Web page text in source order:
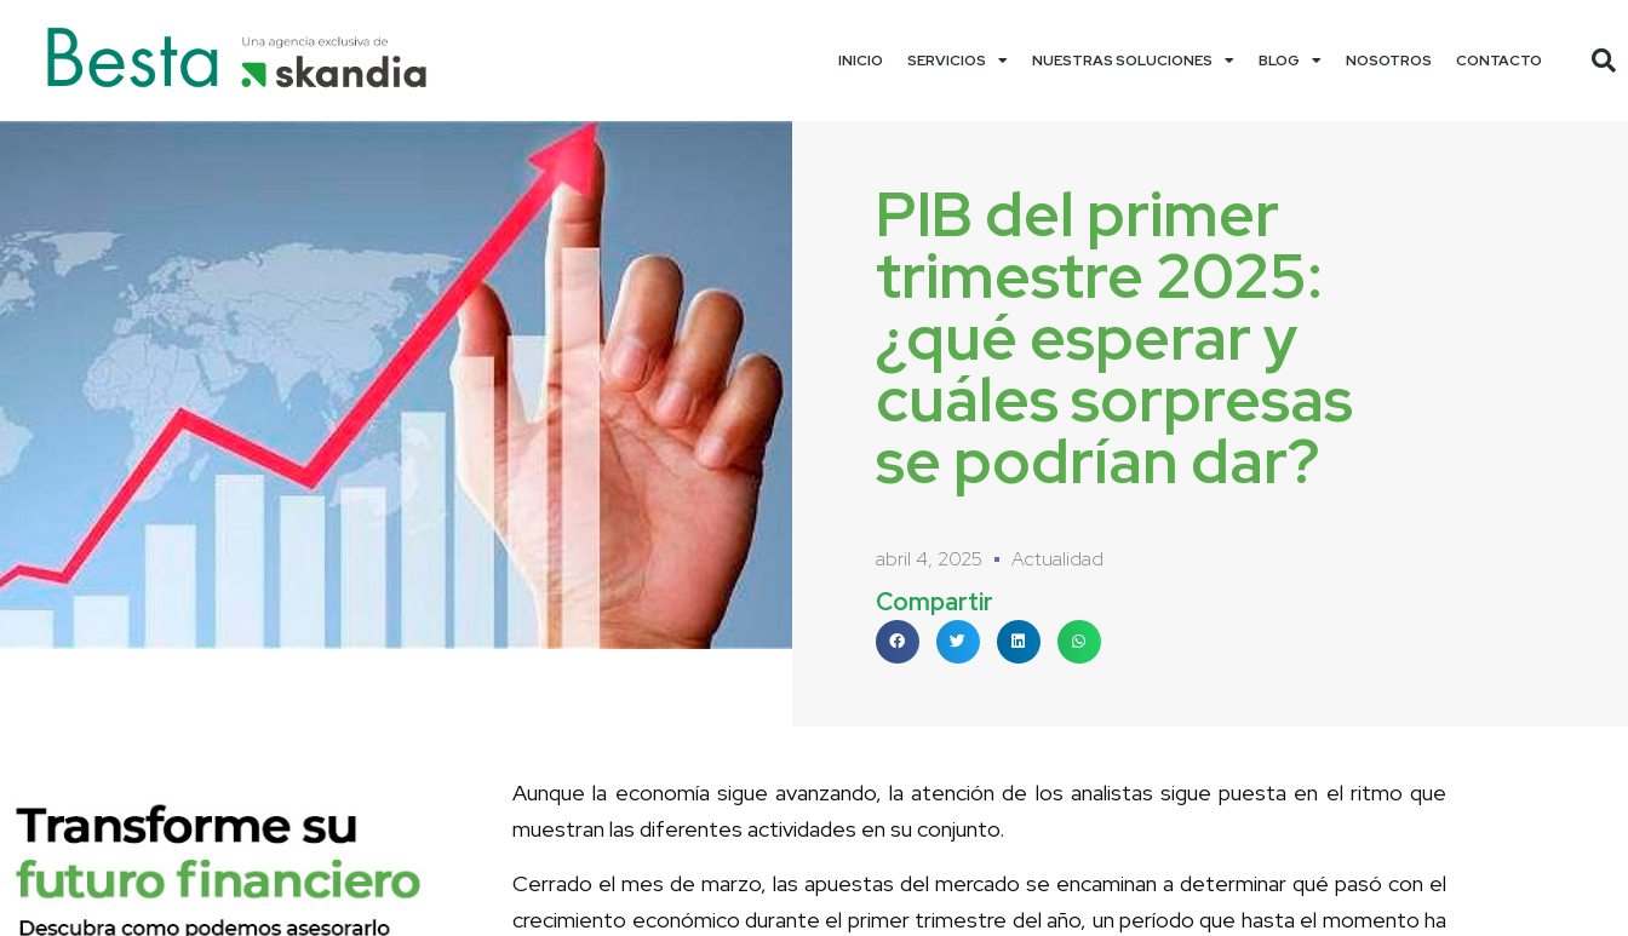
INICIO SERVICIOS NUESTRAS SOLUCIONES BLOG NOSOTROS CONTACTO
PIB del primer
trimestre 2025:
¿qué esperar y
cuáles sorpresas
se podrían dar?
abril 4, 2025 Actualidad
Compartir
Aunque la economía sigue avanzando, la atención de los analistas sigue puesta en el ritmo que
muestran las diferentes actividades en su conjunto.
Cerrado el mes de marzo, las apuestas del mercado se encaminan a determinar qué pasó con el
crecimiento económico durante el primer trimestre del año, un período que hasta el momento ha